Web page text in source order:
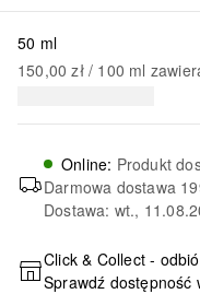
50 ml
150,00 zł / 100 ml
Online: Produkt
Darmowa dostawa
Dostawa: wt.,
Click & Collect -
Sprawdź dostępność